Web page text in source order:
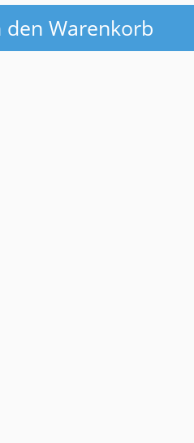
den Warenkorb